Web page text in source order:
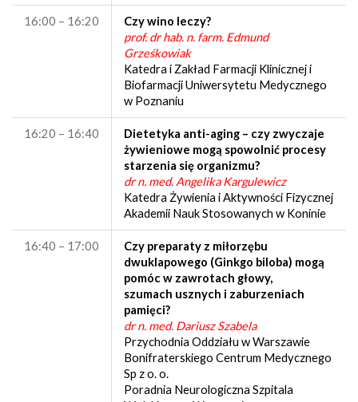
16:00 – 16:20
Czy wino leczy?
prof. dr hab. n. farm. Edmund
Grześkowiak
Katedra i Zakład Farmacji Klinicznej i
Biofarmacji Uniwersytetu Medycznego
w Poznaniu
16:20 – 16:40
Dietetyka anti-aging – czy zwyczaje
żywieniowe mogą spowolnić procesy
starzenia się organizmu?
dr n. med. Angelika Kargulewicz
Katedra Żywienia i Aktywności Fizycznej
Akademii Nauk Stosowanych w Koninie
16:40 – 17:00
Czy preparaty z miłorzębu
dwuklapowego (Ginkgo biloba) mogą
pomóc w zawrotach głowy,
szumach usznych i zaburzeniach
pamięci?
dr n. med. Dariusz Szabela
Przychodnia Oddziału w Warszawie
Bonifraterskiego Centrum Medycznego
Sp z o. o.
Poradnia Neurologiczna Szpitala